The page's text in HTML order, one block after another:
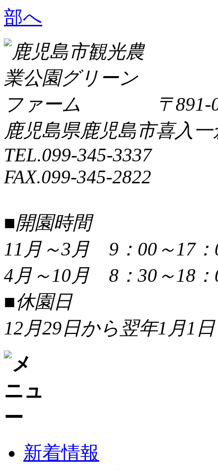
〒891-
鹿児島県鹿児島市喜入一
TEL.099-345-3337
FAX.099-345-2822
■開園時間
11月～3月 9：00～17：
4月～10月 8：30～18：
■休園日
12月29日から翌年1月1日
新着情報